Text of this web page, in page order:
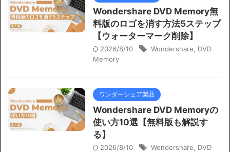
Wondershare DVD Memory無
料版のロゴを消す方法5ステップ
【ウォーターマーク削除】
2026/8/10 Wondershare
DVD
Memory
ワンダーシェア製品
Wondershare DVD Memoryの
使い方10選【無料版も解説す
る】
2026/8/10 Wondershare
DVD